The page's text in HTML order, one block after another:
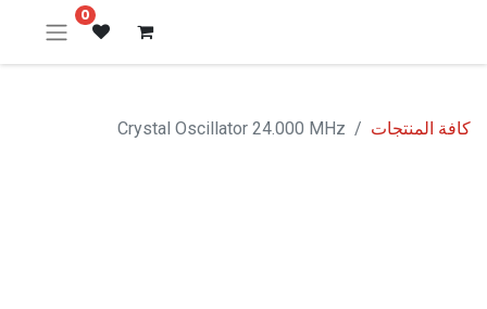
0
كافة المنتجات Crystal Oscillator 24.000 MHz